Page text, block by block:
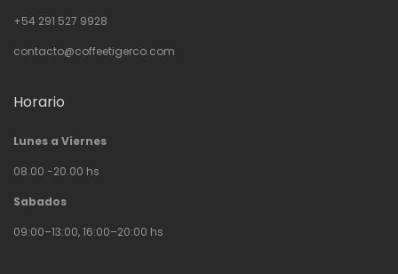
+54 291 527 9928
contacto@coffeetigerco.com
Horario
Lunes a Viernes
08.00 -20.00 hs
Sabados
09:00–13:00, 16:00–20:00 hs